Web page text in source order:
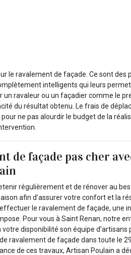
le ravalement de façade. Ce sont des
intelligents qui leurs
un ravaleur ou un façadier comme le
du résultat obtenu. Le frais de
ne pas alourdir le budget de la
de façade pas cher
régulièrement et de rénover au
afin d’assurer votre confort et la
le ravalement de façade, une
Pour vous à Saint Renan, notre
disponibilité son équipe d’artisans
ravalement de façade dans toute le
de ces travaux, Artisan Poulain a